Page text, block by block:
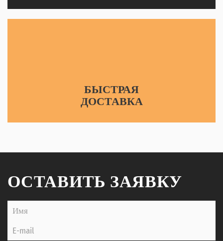
БЫСТРАЯ
ДОСТАВКА
ОСТАВИТЬ ЗАЯВКУ